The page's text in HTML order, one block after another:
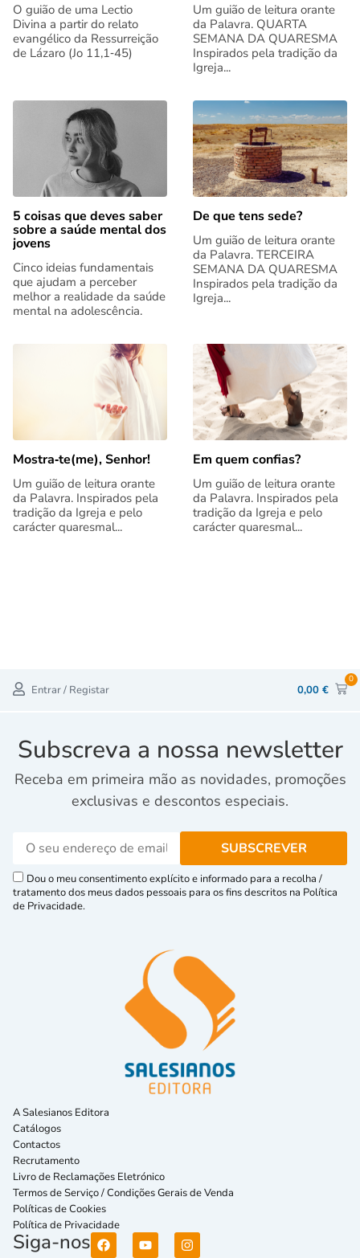
O guião de uma Lectio
Divina a partir do relato
evangélico da Ressurreição
de Lázaro (Jo 11,1‑45)
Um guião de leitura orante
da Palavra. QUARTA
SEMANA DA QUARESMA
Inspirados pela tradição da
Igreja...
5 coisas que deves saber
sobre a saúde mental dos
jovens
Cinco ideias fundamentais
que ajudam a perceber
melhor a realidade da saúde
mental na adolescência.
De que tens sede?
Um guião de leitura orante
da Palavra. TERCEIRA
SEMANA DA QUARESMA
Inspirados pela tradição da
Igreja...
Mostra‑te(me), Senhor!
Um guião de leitura orante
da Palavra. Inspirados pela
tradição da Igreja e pelo
carácter quaresmal...
Em quem confias?
Um guião de leitura orante
da Palavra. Inspirados pela
tradição da Igreja e pelo
carácter quaresmal...
Entrar / Registar 0,00 €
0
Subscreva a nossa newsletter
Receba em primeira mão as novidades, promoções
exclusivas e descontos especiais.
Dou o meu consentimento explícito e informado para a recolha /
tratamento dos meus dados pessoais para os fins descritos na Política
de Privacidade.
A Salesianos Editora
Catálogos
Contactos
Recrutamento
Livro de Reclamações Eletrónico
Termos de Serviço / Condições Gerais de Venda
Políticas de Cookies
Política de Privacidade
Siga-nos